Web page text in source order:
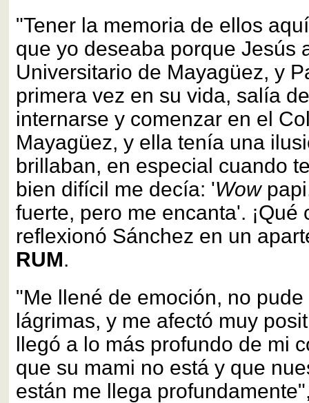
"Tener la memoria de ellos
que yo deseaba porque Jesús
Universitario de Mayagüez, y
primera vez en su vida, salía
internarse y comenzar en el
Mayagüez, y ella tenía una
brillaban, en especial cuando
bien difícil me decía: 'Wow
fuerte, pero me encanta'. ¡Qué
reflexionó Sánchez en un
RUM.
"Me llené de emoción, no
lágrimas, y me afectó muy
llegó a lo más profundo de mi
que su mami no está y que
están me llega